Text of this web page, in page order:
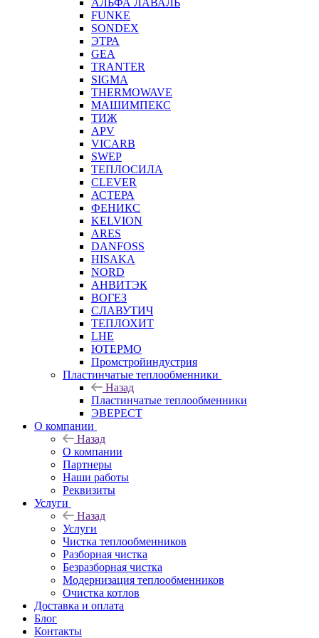
АЛЬФА ЛАВАЛЬ
FUNKE
SONDEX
ЭТРА
GEA
TRANTER
SIGMA
THERMOWAVE
МАШИМПЕКС
ТИЖ
APV
VICARB
SWEP
ТЕПЛОСИЛА
CLEVER
АСТЕРА
ФЕНИКС
KELVION
ARES
DANFOSS
HISAKA
NORD
АНВИТЭК
ВОГЕЗ
СЛАВУТИЧ
ТЕПЛОХИТ
LHE
ЮТЕРМО
Промстройиндустрия
Пластинчатые теплообменники
Назад
Пластинчатые теплообменники
ЭВЕРЕСТ
О компании
Назад
О компании
Партнеры
Наши работы
Реквизиты
Услуги
Назад
Услуги
Чистка теплообменников
Разборная чистка
Безразборная чистка
Модернизация теплообменников
Очистка котлов
Доставка и оплата
Блог
Контакты